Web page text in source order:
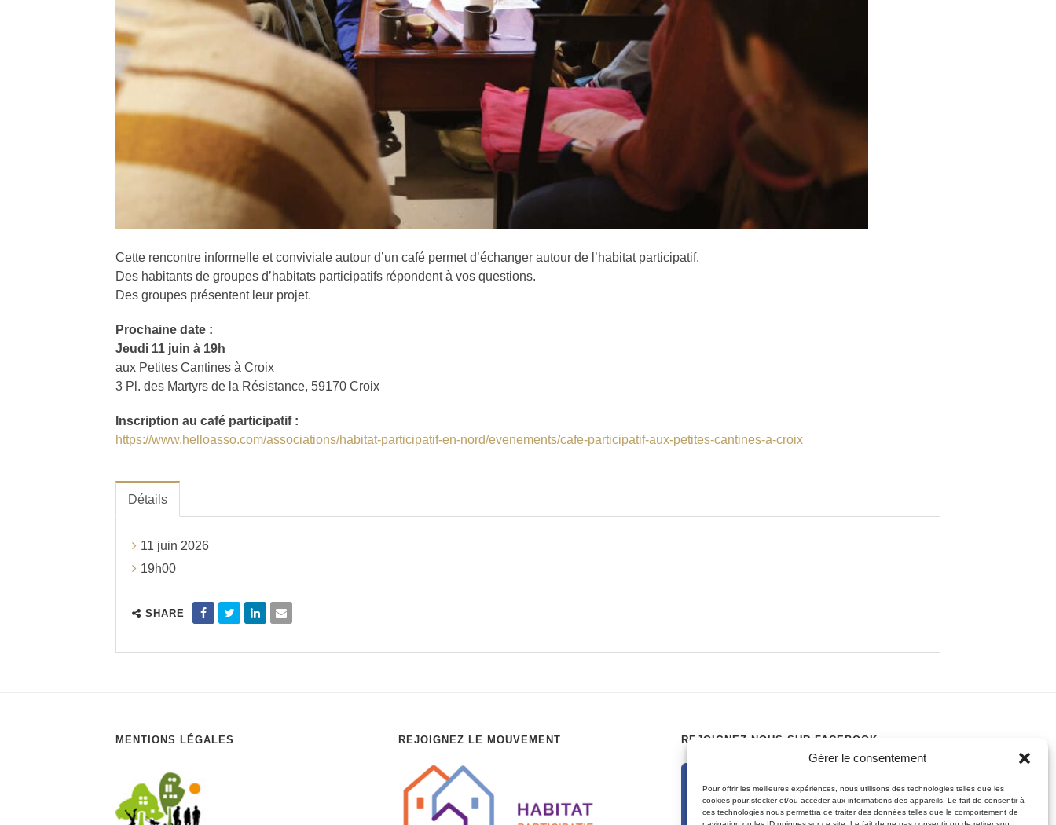
Gérer le consentement
Pour offrir les meilleures expériences, nous utilisons des technologies telles que les
cookies pour stocker et/ou accéder aux informations des appareils. Le fait de consentir à
ces technologies nous permettra de traiter des données telles que le comportement de
Cette rencontre informelle et conviviale autour d’un café permet d’échanger autour de l’habitat participatif.
Des habitants de groupes d’habitats participatifs répondent à vos questions.
Des groupes présentent leur projet.
Prochaine date :
Jeudi 11 juin à 19h
aux Petites Cantines à Croix
3 Pl. des Martyrs de la Résistance, 59170 Croix
Inscription au café participatif :
https://www.helloasso.com/associations/habitat-participatif-en-nord/evenements/cafe-participatif-aux-petites-cantines-a-croix
Détails
11 juin 2026
19h00
SHARE
MENTIONS LÉGALES REJOIGNEZ LE MOUVEMENT REJOIGNEZ-NOUS SUR FACEBOOK